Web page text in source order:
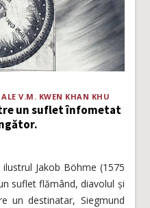
ALE V.M. KWEN KHAN KHU
un suflet înfometat
Jakob Böhme (1575
suflet flămând, diavolul și
un destinatar, Siegmund